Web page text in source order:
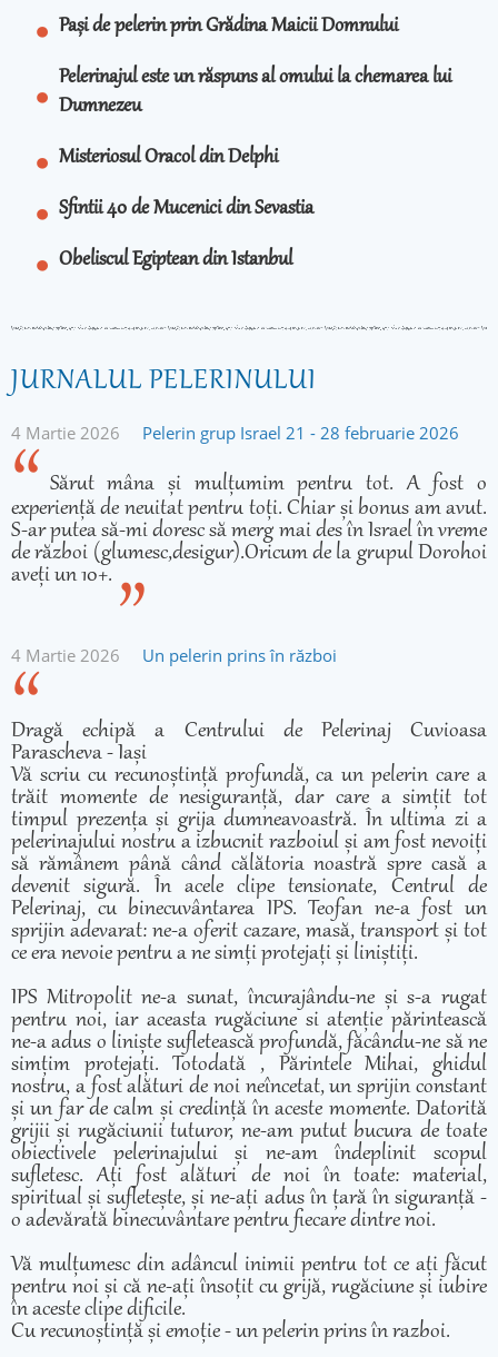
Pași de pelerin prin Grădina Maicii Domnului
Pelerinajul este un răspuns al omului la chemarea lui
Dumnezeu
Misteriosul Oracol din Delphi
Sfintii 40 de Mucenici din Sevastia
Obeliscul Egiptean din Istanbul
JURNALUL PELERINULUI
4 Martie 2026 Pelerin grup Israel 21 - 28 februarie 2026
Sărut mâna și mulțumim pentru tot. A fost o
experiență de neuitat pentru toți. Chiar și bonus am avut.
S-ar putea să-mi doresc să merg mai des în Israel în vreme
de război (glumesc,desigur).Oricum de la grupul Dorohoi
aveți un 10+.
4 Martie 2026 Un pelerin prins în război
Dragă echipă a Centrului de Pelerinaj Cuvioasa
Parascheva - Iași
Vă scriu cu recunoștință profundă, ca un pelerin care a
trăit momente de nesiguranță, dar care a simțit tot
timpul prezența și grija dumneavoastră. În ultima zi a
pelerinajului nostru a izbucnit razboiul și am fost nevoiți
să rămânem până când călătoria noastră spre casă a
devenit sigură. În acele clipe tensionate, Centrul de
Pelerinaj, cu binecuvântarea IPS. Teofan ne-a fost un
sprijin adevarat: ne-a oferit cazare, masă, transport și tot
ce era nevoie pentru a ne simți protejați și liniștiți.
IPS Mitropolit ne-a sunat, încurajându-ne și s-a rugat
pentru noi, iar aceasta rugăciune si atenție părintească
ne-a adus o liniște sufletească profundă, făcându-ne să ne
simțim protejați. Totodată , Părintele Mihai, ghidul
nostru, a fost alături de noi neîncetat, un sprijin constant
și un far de calm și credință în aceste momente. Datorită
grijii și rugăciunii tuturor, ne-am putut bucura de toate
obiectivele pelerinajului și ne-am îndeplinit scopul
sufletesc. Ați fost alături de noi în toate: material,
spiritual și sufletește, și ne-ați adus în țară în siguranță -
o adevărată binecuvântare pentru fiecare dintre noi.
Vă mulțumesc din adâncul inimii pentru tot ce ați făcut
pentru noi și că ne-ați însoțit cu grijă, rugăciune și iubire
în aceste clipe dificile.
Cu recunoștință și emoție - un pelerin prins în razboi.